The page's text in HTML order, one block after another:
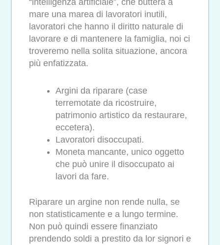
mare una marea di lavoratori inutili,
lavoratori che hanno il diritto naturale di
lavorare e di mantenere la famiglia, noi ci
troveremo nella solita situazione, ancora
più enfatizzata.
Argini da riparare (case
terremotate da ricostruire,
patrimonio artistico da restaurare,
eccetera).
Lavoratori disoccupati.
Moneta mancante, unico oggetto
che può unire il disoccupato ai
lavori da fare.
Riparare un argine non rende nulla, se
non statisticamente e a lungo termine.
Non può quindi essere finanziato
prendendo soldi a prestito da lor signori e